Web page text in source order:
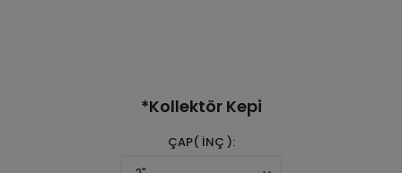
*Kollektör Kepi
ÇAP( İNÇ )